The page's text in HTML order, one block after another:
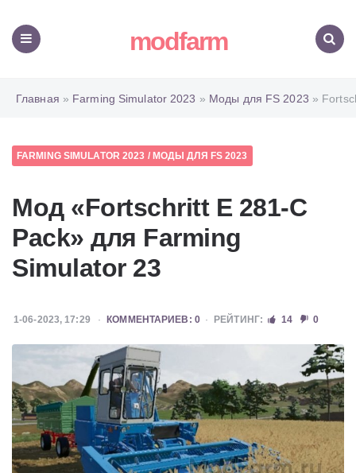
modfarm
Главная » Farming Simulator 2023 » Моды для FS 2023 »
FARMING SIMULATOR 2023 / МОДЫ ДЛЯ FS 2023
Мод «Fortschritt E 281-C
Pack» для Farming
Simulator 23
1-06-2023, 17:29 КОММЕНТАРИЕВ: 0 РЕЙТИНГ: 14 0